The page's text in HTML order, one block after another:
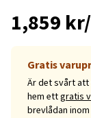
1,859
Gratis
Är det svårt att
hem ettgratis
brevlådan